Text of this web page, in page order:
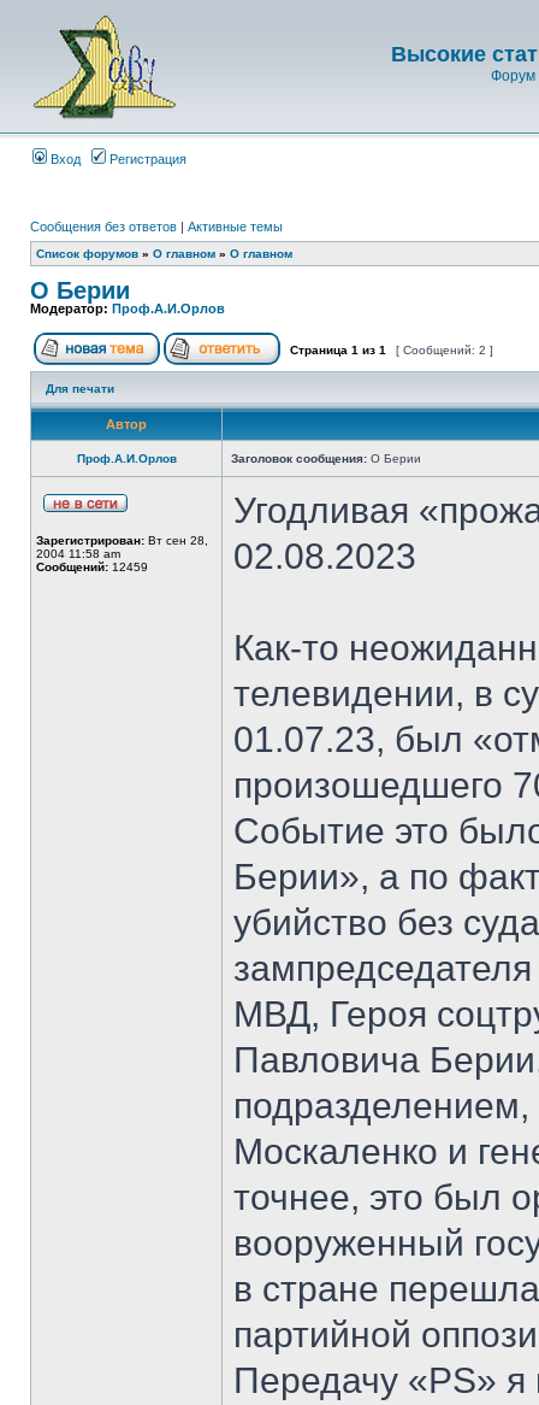
Высокие
Форум
Вход Регистрация
Сообщения без ответов | Активные темы
Список форумов » О главном » О главном
О Берии
Модератор: Проф.А.И.Орлов
Страница 1 из 1 [ Сообщений: 2 ]
Для печати
Автор
Проф.А.И.Орлов Заголовок сообщения: О Берии
Зарегистрирован: Вт сен 28,
2004 11:58 am
Сообщений: 12459
Угодливая
02.08.2023
Как-то
телевидении, в
01.07.23, был
произошедшего
Событие это
Берии», а по
убийство без
МВД, Героя
Павловича
подразделением,
Москаленко и
точнее, это был
вооруженный
в стране
партийной
Передачу «PS» я